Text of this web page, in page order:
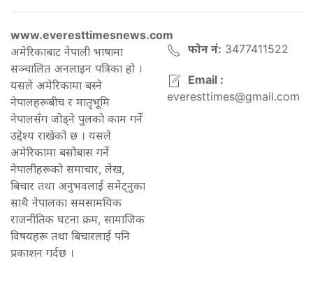
www.everesttimesnews.com
अमेरिकाबाट नेपाली भाषामा
सञ्चालित अनलाइन पत्रिका हो ।
यसले अमेरिकामा बस्ने
नेपालहरूबीच र मातृभूमि
नेपालसँग जोड्ने पुलको काम गर्ने
उद्देश्य राखेको छ । यसले
अमेरिकामा बसोबास गर्ने
नेपालीहरूको समाचार, लेख,
बिचार तथा अनुभवलाई समेट्नुका
साथै नेपालका समसामयिक
राजनीतिक घटना क्रम, सामाजिक
विषयहरू तथा बिचारलाई पनि
प्रकाशन गर्दछ ।
फोन नं: 3477411522
Email :
everesttimes@gmail.com